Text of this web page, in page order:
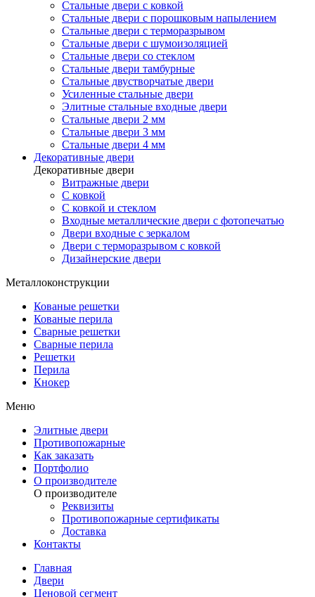
Стальные двери с ковкой
Стальные двери с порошковым напылением
Стальные двери с терморазрывом
Стальные двери с шумоизоляцией
Стальные двери со стеклом
Стальные двери тамбурные
Стальные двустворчатые двери
Усиленные стальные двери
Элитные стальные входные двери
Стальные двери 2 мм
Стальные двери 3 мм
Стальные двери 4 мм
Декоративные двери
Декоративные двери
Витражные двери
С ковкой
С ковкой и стеклом
Входные металлические двери с фотопечатью
Двери входные с зеркалом
Двери с терморазрывом с ковкой
Дизайнерские двери
Металлоконструкции
Кованые решетки
Кованые перила
Сварные решетки
Сварные перила
Решетки
Перила
Кнокер
Меню
Элитные двери
Противопожарные
Как заказать
Портфолио
О производителе
О производителе
Реквизиты
Противопожарные сертификаты
Доставка
Контакты
Главная
Двери
Ценовой сегмент